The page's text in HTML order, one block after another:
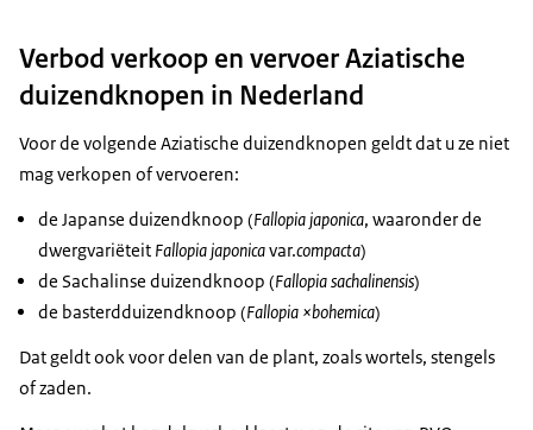
Verbod verkoop en vervoer Aziatische
duizendknopen in Nederland
Voor de volgende Aziatische duizendknopen geldt dat u ze niet
mag verkopen of vervoeren:
de Japanse duizendknoop (Fallopia japonica, waaronder de
dwergvariëteit Fallopia japonicavar.compacta)
de Sachalinse duizendknoop (Fallopia sachalinensis)
de basterdduizendknoop (Fallopia ×bohemica)
Dat geldt ook voor delen van de plant, zoals wortels, stengels
of zaden.